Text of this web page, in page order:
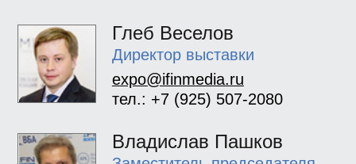
Глеб Веселов
Директор выставки
expo@ifinmedia.ru
тел.: +7 (925) 507-2080
Владислав Пашков